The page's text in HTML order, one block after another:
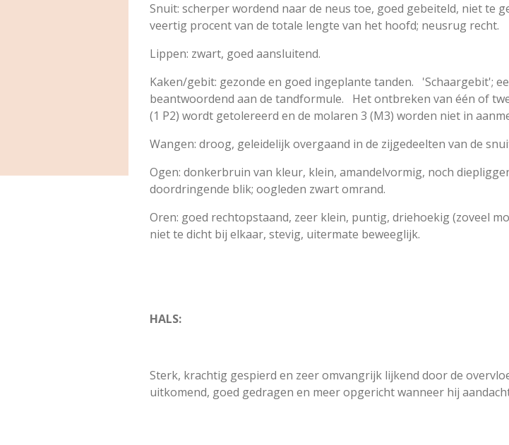
Snuit: scherper wordend naar de neus toe, goed gebeiteld, niet te
veertig procent van de totale lengte van het hoofd; neusrug recht.
Lippen: zwart, goed aansluitend.
Kaken/gebit: gezonde en goed ingeplante tanden. 'Schaargebit';
beantwoordend aan de tandformule. Het ontbreken van één of
(1 P2) wordt getolereerd en de molaren 3 (M3) worden niet in
Wangen: droog, geleidelijk overgaand in de zijgedeelten van de
Ogen: donkerbruin van kleur, klein, amandelvormig, noch
doordringende blik; oogleden zwart omrand.
Oren: goed rechtopstaand, zeer klein, puntig, driehoekig (zoveel
niet te dicht bij elkaar, stevig, uitermate beweeglijk.
HALS:
Sterk, krachtig gespierd en zeer omvangrijk lijkend door de
uitkomend, goed gedragen en meer opgericht wanneer hij